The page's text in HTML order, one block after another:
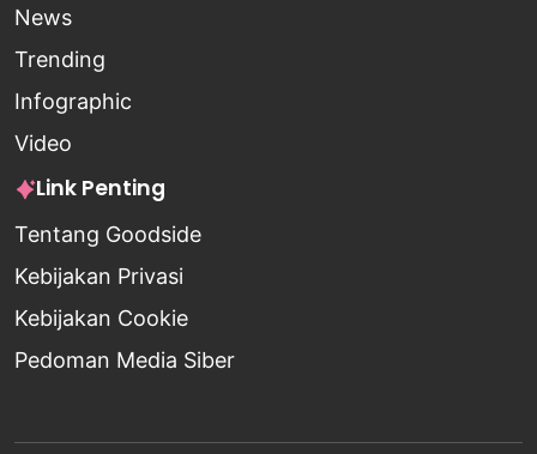
News
Trending
Infographic
Video
Link Penting
Tentang Goodside
Kebijakan Privasi
Kebijakan Cookie
Pedoman Media Siber